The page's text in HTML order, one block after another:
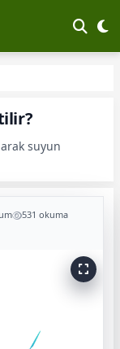
suyun
531 okuma